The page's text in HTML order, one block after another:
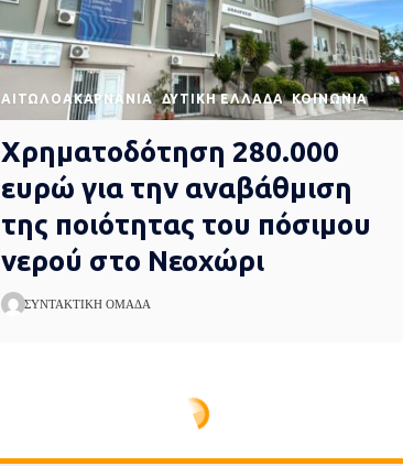
AΙΤΩΛΟΑΚΑΡΝΑΝΊΑ ΔΥΤΙΚΉ ΕΛΛΆΔΑ ΚΟΙΝΩΝΊΑ
Χρηματοδότηση 280.000
ευρώ για την αναβάθμιση
της ποιότητας του πόσιμου
νερού στο Νεοχώρι
ΣΥΝΤΑΚΤΙΚΉ ΟΜΆΔΑ